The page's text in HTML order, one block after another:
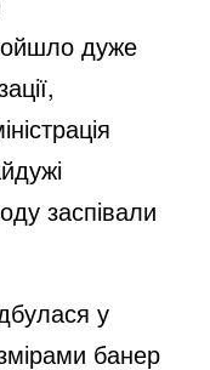
дуже
заспівали
у
банер